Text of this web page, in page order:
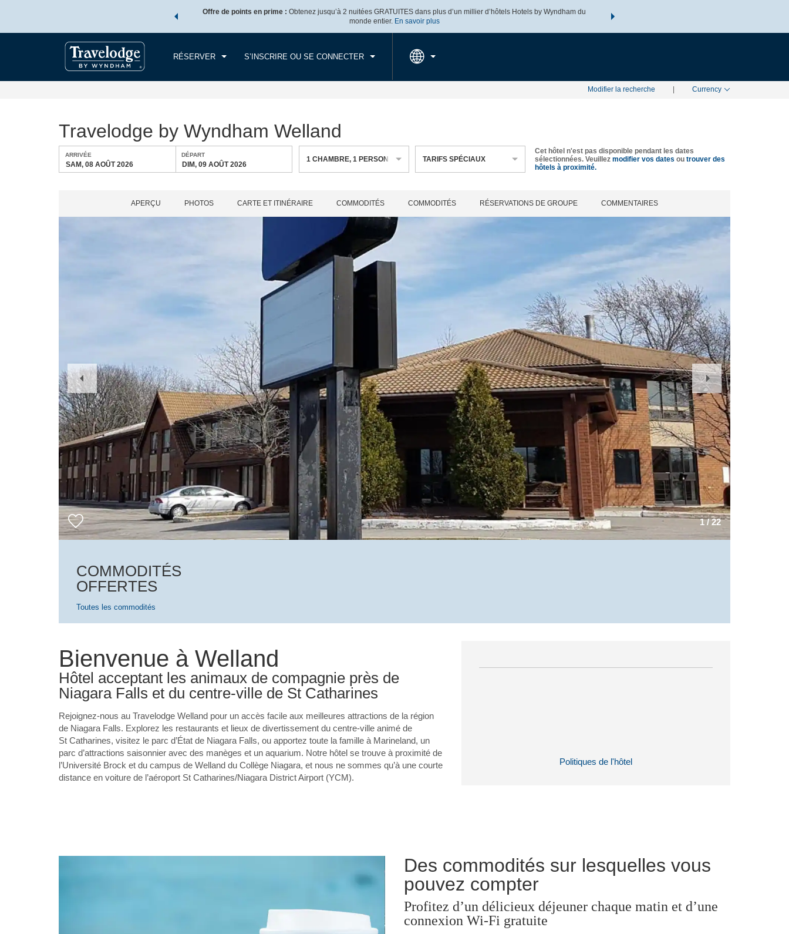
voyages Wyndham, puis accumulez des points Wyndham
Offre de points en prime :Obtenez jusqu’à 2 nuitées GRATUITES dans plus d’un millier d’hôtels Hotels by Wyndham du
monde entier. En savoir plus
Regroupez votre hôtel, vos vols et plus encore avec les
RÉSERVER S’INSCRIRE OU SE CONNECTER
ARRIVÉE DÉPART
DIM, 09 AOÛT 2026
TARIFS SPÉCIAUX
Modifier la recherche Currency
Travelodge by Wyndham Welland
ARRIVÉE
SAM, 08 AOÛT 2026
DÉPART
DIM, 09 AOÛT 2026
1 CHAMBRE,1 PERSONNE TARIFS SPÉCIAUX
Cet hôtel n'est pas disponible pendant les dates
sélectionnées. Veuillez modifier vos dates ou trouver des
hôtels à proximité.
APERÇU PHOTOS CARTE ET ITINÉRAIRE COMMODITÉS COMMODITÉS RÉSERVATIONS DE GROUPE COMMENTAIRES
1/22
Previous
Slide
Next
Slide
COMMODITÉS
OFFERTES
Toutes les commodités
Politiques de l'hôtel
Bienvenue à Welland
Hôtel acceptant les animaux de compagnie près de
Niagara Falls et du centre-ville de St Catharines
Rejoignez-nous au Travelodge Welland pour un accès facile aux meilleures attractions de la région
de Niagara Falls. Explorez les restaurants et lieux de divertissement du centre-ville animé de
St Catharines, visitez le parc d’État de Niagara Falls, ou apportez toute la famille à Marineland, un
parc d’attractions saisonnier avec des manèges et un aquarium. Notre hôtel se trouve à proximité de
l’Université Brock et du campus de Welland du Collège Niagara, et nous ne sommes qu’à une courte
distance en voiture de l’aéroport St Catharines/Niagara District Airport (YCM).
Des commodités sur lesquelles vous
pouvez compter
Profitez d’un délicieux déjeuner chaque matin et d’une
connexion Wi-Fi gratuite